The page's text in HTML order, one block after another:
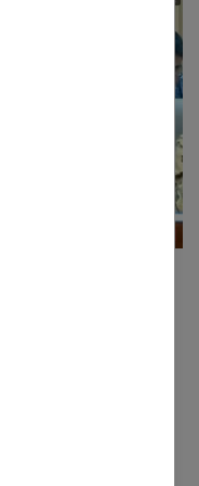
ID Food,
pernyataan
yang diproduksi
Komisi VI
kualitas gula